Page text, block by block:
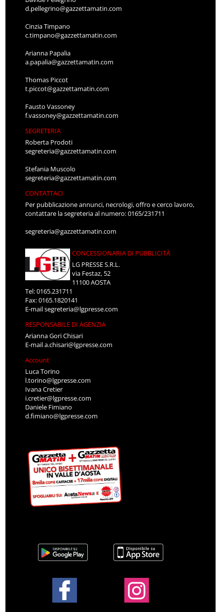
d.pellegrino@gazzettamatin.com
Cinzia Timpano
c.timpano@gazzettamatin.com
Arianna Papalia
a.papalia@gazzettamatin.com
Thomas Piccot
t.piccot@gazzettamatin.com
Fausto Vassoney
f.vassoney@gazzettamatin.com
SEGRETERIA
Roberta Prodoti
segreteria@gazzettamatin.com
Stefania Muscolo
segreteria@gazzettamatin.com
CONTATTACI
Per pubblicazione annunci, necrologi, offro e cerco lavoro,
contattare la segreteria al numero: 0165/231711
segreteria@gazzettamatin.com
CONCESSIONARIA DI PUBBLICITÀ
LG PRESSE S.R.L.
via Festaz, 52
11100 AOSTA
Tel: 0165.231711
Fax: 0165.1820141
E-mailsegreteria@lgpresse.com
RESPONSABILE DI AGENZIA
Arianna Gori Chisari
E-maila.chisari@lgpresse.com
Account
Luca Torino
l.torino@lgpresse.com
Ivana Cretier
i.cretier@lgpresse.com
Daniele Fimiano
d.fimiano@lgpresse.com